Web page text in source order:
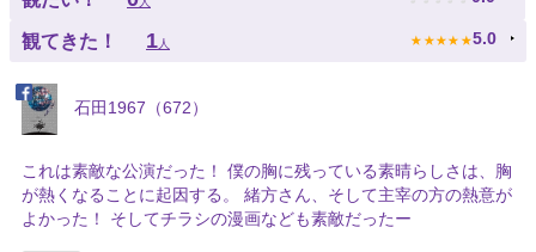
観てきた！ 1人 ★ ★ ★ ★ ★ 5.0
石田1967（672）
これは素敵な公演だった！ 僕の胸に残っている素晴らしさは、胸
が熱くなることに起因する。 緒方さん、そして主宰の方の熱意が
よかった！ そしてチラシの漫画なども素敵だったー